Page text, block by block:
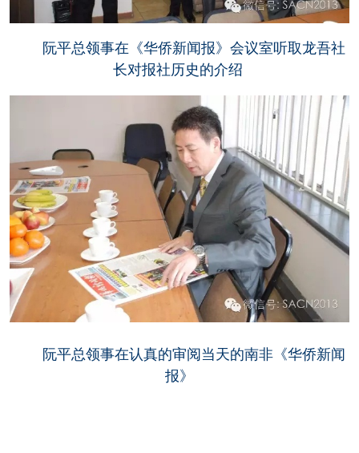
阮平总领事在《华侨新闻报》会议室听取龙吾社
长对报社历史的介绍
阮平总领事在认真的审阅当天的南非《华侨新闻
报》